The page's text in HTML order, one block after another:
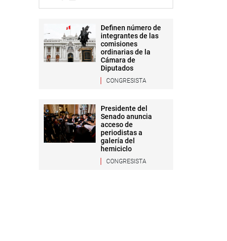
Definen número de
integrantes de las
comisiones
ordinarias de la
Cámara de
Diputados
CONGRESISTA
Presidente del
Senado anuncia
acceso de
periodistas a
galería del
hemiciclo
CONGRESISTA